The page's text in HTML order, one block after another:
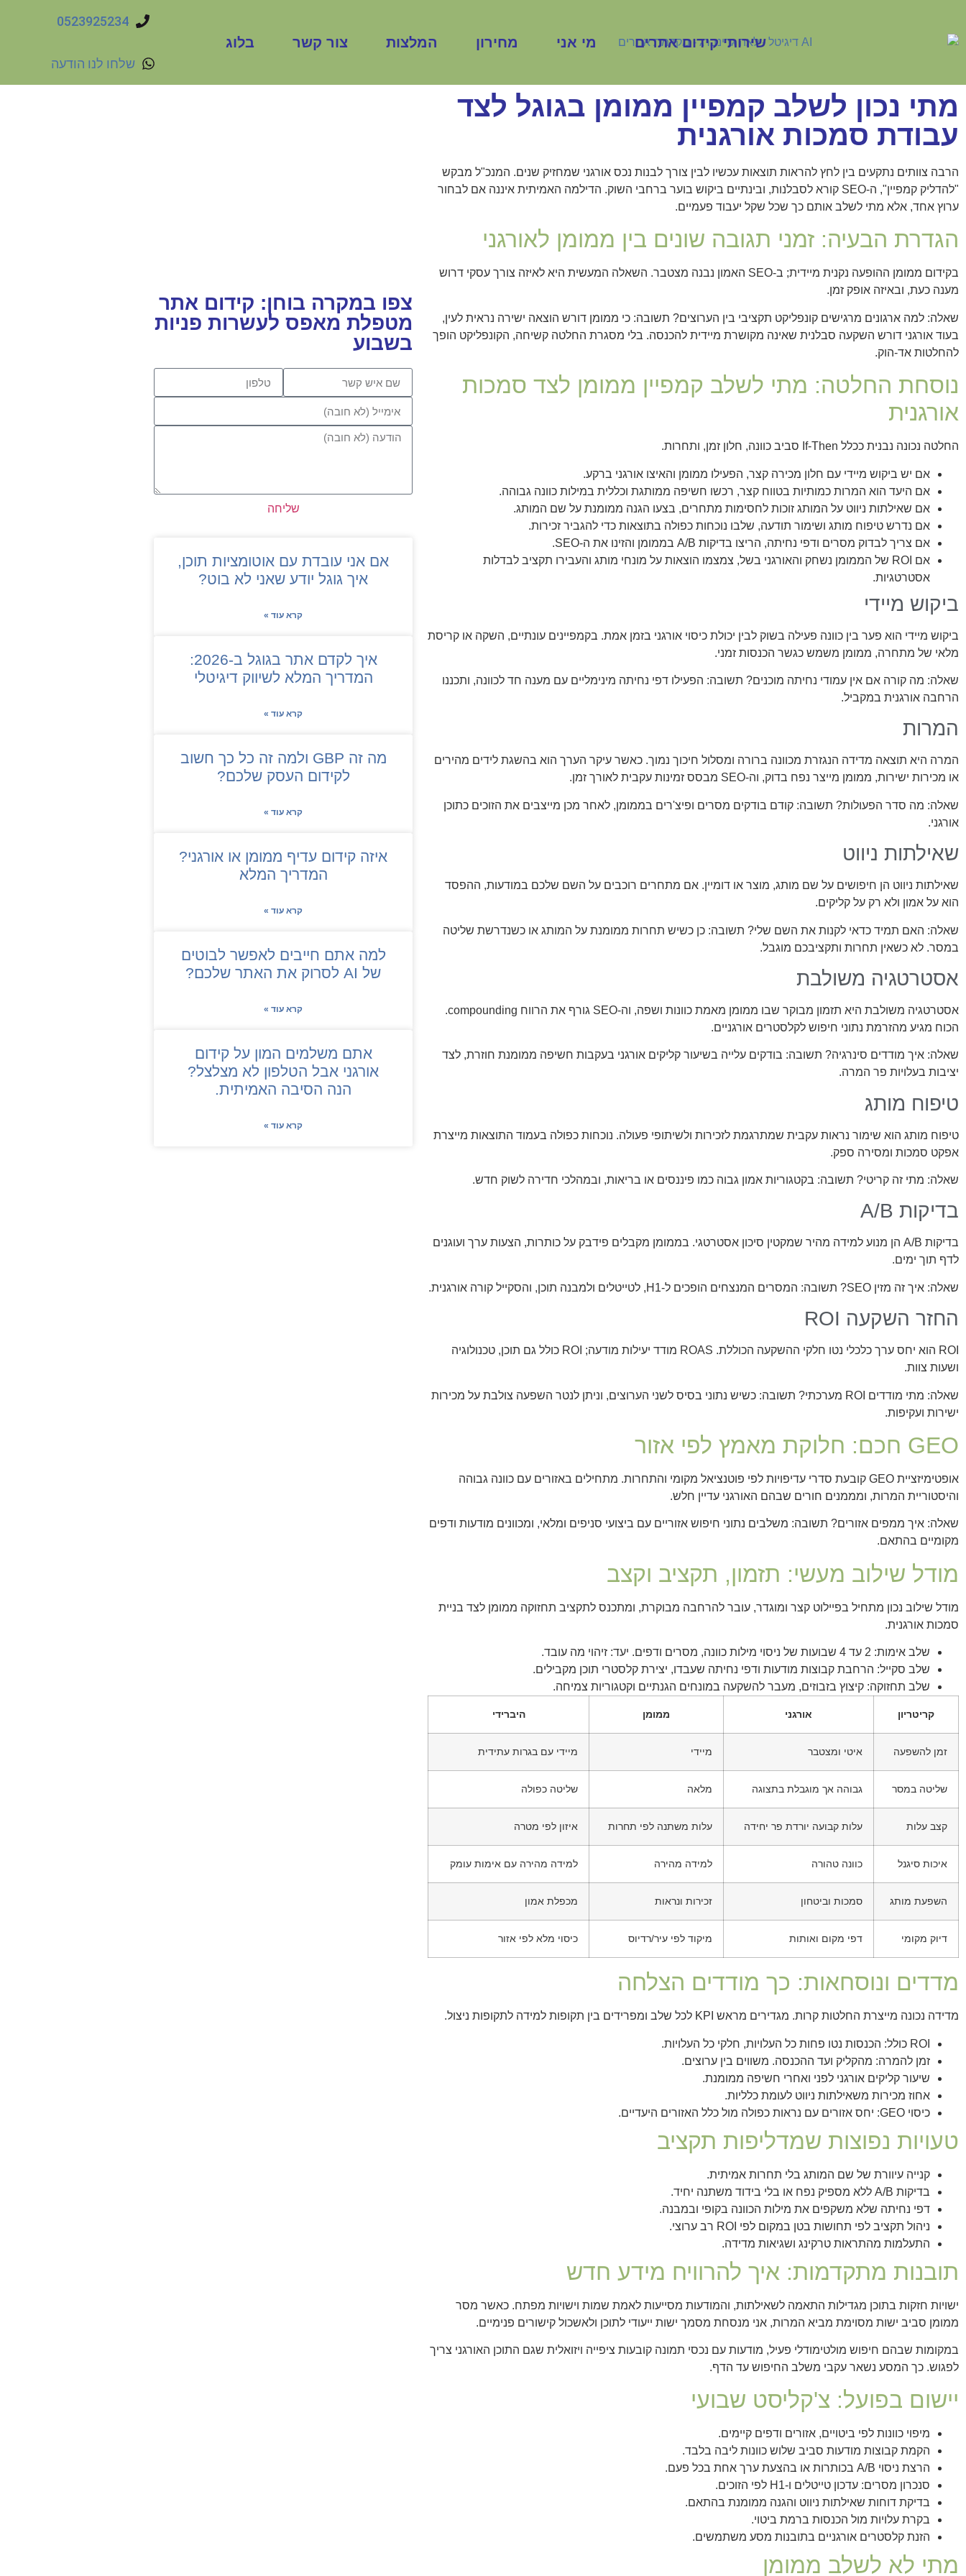
שירותי קידום אתרים מי אני מחירון המלצות צור קשר בלוג
0523925234
שלחו לנו הודעה
מתי נכון לשלב קמפיין ממומן בגוגל לצד
עבודת סמכות אורגנית
הרבה צוותים נתקעים בין לחץ להראות תוצאות עכשיו לבין צורך לבנות נכס אורגני שמחזיק שנים. המנכ"ל מבקש
"להדליק קמפיין", ה‑SEO קורא לסבלנות, ובינתיים ביקוש בוער ברחבי השוק. הדילמה האמיתית איננה אם לבחור
ערוץ אחד, אלא מתי לשלב אותם כך שכל שקל יעבוד פעמיים.
הגדרת הבעיה: זמני תגובה שונים בין ממומן לאורגני
בקידום ממומן ההופעה נקנית מיידית; ב‑SEO האמון נבנה מצטבר. השאלה המעשית היא לאיזה צורך עסקי דרוש
מענה כעת, ובאיזה אופק זמן.
שאלה: למה ארגונים מרגישים קונפליקט תקציבי בין הערוצים? תשובה: כי ממומן דורש הוצאה ישירה נראית לעין,
בעוד אורגני דורש השקעה סבלנית שאינה מקושרת מיידית להכנסה. בלי מסגרת החלטה קשיחה, הקונפליקט הופך
להחלטות אד‑הוק.
נוסחת החלטה: מתי לשלב קמפיין ממומן לצד סמכות
אורגנית
החלטה נכונה נבנית ככלל If‑Then סביב כוונה, חלון זמן, ותחרות.
אם יש ביקוש מיידי עם חלון מכירה קצר, הפעילו ממומן והאיצו אורגני ברקע.
אם היעד הוא המרות כמותיות בטווח קצר, רכשו חשיפה ממותגת וכללית במילות כוונה גבוהה.
אם שאילתות ניווט על המותג זוכות לחסימות מתחרים, בצעו הגנה ממומנת על שם המותג.
אם נדרש טיפוח מותג ושימור תודעה, שלבו נוכחות כפולה בתוצאות כדי להגביר זכירות.
אם צריך לבדוק מסרים ודפי נחיתה, הריצו בדיקות A/B בממומן והזינו את ה‑SEO.
אם ROI של הממומן נשחק והאורגני בשל, צמצמו הוצאות על מונחי מותג והעבירו תקציב לבדלות
אסטרטגיות.
ביקוש מיידי
ביקוש מיידי הוא פער בין כוונה פעילה בשוק לבין יכולת כיסוי אורגני בזמן אמת. בקמפיינים עונתיים, השקה או קריסת
מלאי של מתחרה, ממומן משמש כגשר הכנסות זמני.
שאלה: מה קורה אם אין עמודי נחיתה מוכנים? תשובה: הפעילו דפי נחיתה מינימליים עם מענה חד לכוונה, ותכננו
הרחבה אורגנית במקביל.
המרות
המרה היא תוצאה מדידה הנגזרת מכוונה ברורה ומסלול חיכוך נמוך. כאשר עיקר הערך הוא בהשגת לידים מהירים
או מכירות ישירות, ממומן מייצר נפח בדוק, וה‑SEO מבסס זמינות עקבית לאורך זמן.
שאלה: מה סדר הפעולות? תשובה: קודם בודקים מסרים ופיצ'רים בממומן, לאחר מכן מייצבים את הזוכים כתוכן
אורגני.
שאילתות ניווט
שאילתות ניווט הן חיפושים על שם מותג, מוצר או דומיין. אם מתחרים רוכבים על השם שלכם במודעות, ההפסד
הוא על אמון ולא רק על קליקים.
שאלה: האם תמיד כדאי לקנות את השם שלי? תשובה: כן כשיש תחרות ממומנת על המותג או כשנדרשת שליטה
במסר. לא כשאין תחרות ותקציבכם מוגבל.
אסטרטגיה משולבת
אסטרטגיה משולבת היא תזמון מבוקר שבו ממומן מאמת כוונות ושפה, וה‑SEO גורף את הרווח compounding.
הכוח מגיע מהזרמת נתוני חיפוש לקלסטרים אורגניים.
שאלה: איך מודדים סינרגיה? תשובה: בודקים עלייה בשיעור קליקים אורגני בעקבות חשיפה ממומנת חוזרת, לצד
יציבות בעלויות פר המרה.
טיפוח מותג
טיפוח מותג הוא שימור נראות עקבית שמתרגמת לזכירות ולשיתופי פעולה. נוכחות כפולה בעמוד התוצאות מייצרת
אפקט סמכות ומסירה ספק.
שאלה: מתי זה קריטי? תשובה: בקטגוריות אמון גבוה כמו פיננסים או בריאות, ובמהלכי חדירה לשוק חדש.
בדיקות A/B
בדיקות A/B הן מנוע למידה מהיר שמקטין סיכון אסטרטגי. בממומן מקבלים פידבק על כותרות, הצעות ערך ועוגנים
לדף תוך ימים.
שאלה: איך זה מזין SEO? תשובה: המסרים המנצחים הופכים ל‑H1, לטייטלים ולמבנה תוכן, והסקייל קורה אורגנית.
החזר השקעה ROI
ROI הוא יחס ערך כלכלי נטו חלקי ההשקעה הכוללת. ROAS מודד יעילות מודעה; ROI כולל גם תוכן, טכנולוגיה
ושעות צוות.
שאלה: מתי מודדים ROI מערכתי? תשובה: כשיש נתוני בסיס לשני הערוצים, וניתן לנטר השפעה צולבת על מכירות
ישירות ועקיפות.
GEO חכם: חלוקת מאמץ לפי אזור
אופטימיזציית GEO קובעת סדרי עדיפויות לפי פוטנציאל מקומי והתחרות. מתחילים באזורים עם כוונה גבוהה
והיסטוריית המרות, ומממנים חורים שבהם האורגני עדיין חלש.
שאלה: איך ממפים אזורים? תשובה: משלבים נתוני חיפוש אזוריים עם ביצועי סניפים ומלאי, ומכוונים מודעות ודפים
מקומיים בהתאם.
מודל שילוב מעשי: תזמון, תקציב וקצב
מודל שילוב נכון מתחיל בפיילוט קצר ומוגדר, עובר להרחבה מבוקרת, ומתכנס לתקציב תחזוקה ממומן לצד בניית
סמכות אורגנית.
שלב אימות: 2 עד 4 שבועות של ניסוי מילות כוונה, מסרים ודפים. יעד: זיהוי מה עובד.
שלב סקייל: הרחבת קבוצות מודעות ודפי נחיתה שעבדו, יצירת קלסטרי תוכן מקבילים.
שלב תחזוקה: קיצוץ בזבוזים, מעבר להשקעה במונחים הגנתיים וקטגוריות צמיחה.
קריטריון אורגני ממומן היברידי
זמן להשפעה איטי ומצטבר מיידי מיידי עם בגרות עתידית
שליטה במסר גבוהה אך מוגבלת בתצוגה מלאה שליטה כפולה
קצב עלות עלות קבועה יורדת פר יחידה עלות משתנה לפי תחרות איזון לפי מטרה
איכות סיגנל כוונה טהורה למידה מהירה למידה מהירה עם אימות עומק
השפעת מותג סמכות וביטחון זכירות ונראות מכפלת אמון
דיוק מקומי דפי מקום ואותות מיקוד לפי עיר/רדיוס כיסוי מלא לפי אזור
מדדים ונוסחאות: כך מודדים הצלחה
מדידה נכונה מייצרת החלטות קרות. מגדירים מראש KPI לכל שלב ומפרידים בין תקופות למידה לתקופות ניצול.
ROI כולל: הכנסות נטו פחות כל העלויות, חלקי כל העלויות.
זמן להמרה: מהקליק ועד ההכנסה. משווים בין ערוצים.
שיעור קליקים אורגני לפני ואחרי חשיפה ממומנת.
אחוז מכירות משאילתות ניווט לעומת כלליות.
כיסוי GEO: יחס אזורים עם נראות כפולה מול כלל האזורים היעדיים.
טעויות נפוצות שמדליפות תקציב
קנייה עיוורת של שם המותג בלי תחרות אמיתית.
בדיקות A/B ללא מספיק נפח או בלי בידוד משתנה יחיד.
דפי נחיתה שלא משקפים את מילות הכוונה בקופי ובמבנה.
ניהול תקציב לפי תחושות בטן במקום לפי ROI רב ערוצי.
התעלמות מהתראות טרקינג ושגיאות מדידה.
תובנות מתקדמות: איך להרוויח מידע חדש
ישויות חזקות בתוכן מגדילות התאמה לשאילתות, והמודעות מסייעות לאמת שמות וישויות מפתח. כאשר מסר
ממומן סביב ישות מסוימת מביא המרות, אני מנסחת מסמך ישות ייעודי לתוכן ולאשכול קישורים פנימיים.
במקומות שבהם חיפוש מולטימודלי פעיל, מודעות עם נכסי תמונה קובעות ציפייה ויזואלית שגם התוכן האורגני צריך
לפגוש. כך המסע נשאר עקבי משלב החיפוש עד הדף.
יישום בפועל: צ'קליסט שבועי
מיפוי כוונות לפי ביטויים, אזורים ודפים קיימים.
הקמת קבוצות מודעות סביב שלוש כוונות ליבה בלבד.
הרצת ניסוי A/B בכותרות או בהצעת ערך אחת בכל פעם.
סנכרון מסרים: עדכון טייטלים ו‑H1 לפי הזוכים.
בדיקת דוחות שאילתות ניווט והגנה ממומנת בהתאם.
בקרת עלויות מול הכנסות ברמת ביטוי.
הזנת קלסטרים אורגניים בתובנות מסע משתמשים.
מתי לא לשלב ממומן
צפו במקרה בוחן: קידום אתר
מטפלת מאפס לעשרות פניות
בשבוע
שליחה
אם אני עובדת עם אוטומציות תוכן,
איך גוגל יודע שאני לא בוט?
קרא עוד »
איך לקדם אתר בגוגל ב-2026:
המדריך המלא לשיווק דיגיטלי
קרא עוד »
מה זה GBP ולמה זה כל כך חשוב
לקידום העסק שלכם?
קרא עוד »
איזה קידום עדיף ממומן או אורגני?
המדריך המלא
קרא עוד »
למה אתם חייבים לאפשר לבוטים
של AI לסרוק את האתר שלכם?
קרא עוד »
אתם משלמים המון על קידום
אורגני אבל הטלפון לא מצלצל?
הנה הסיבה האמיתית.
קרא עוד »